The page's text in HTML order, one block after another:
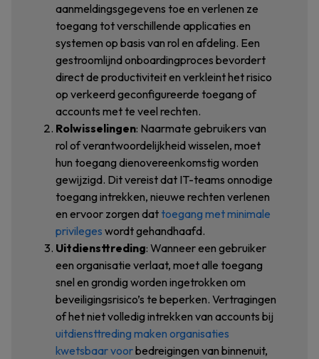
aanmeldingsgegevens toe en verlenen ze
toegang tot verschillende applicaties en
systemen op basis van rol en afdeling. Een
gestroomlijnd onboardingproces bevordert
direct de productiviteit en verkleint het risico
op verkeerd geconfigureerde toegang of
accounts met te veel rechten.
Rolwisselingen: Naarmate gebruikers van
rol of verantwoordelijkheid wisselen, moet
hun toegang dienovereenkomstig worden
gewijzigd. Dit vereist dat IT-teams onnodige
toegang intrekken, nieuwe rechten verlenen
en ervoor zorgen dat toegang met minimale
privileges wordt gehandhaafd.
Uitdiensttreding: Wanneer een gebruiker
een organisatie verlaat, moet alle toegang
snel en grondig worden ingetrokken om
beveiligingsrisico’s te beperken. Vertragingen
of het niet volledig intrekken van accounts bij
uitdiensttreding maken organisaties
kwetsbaar voorbedreigingen van binnenuit,